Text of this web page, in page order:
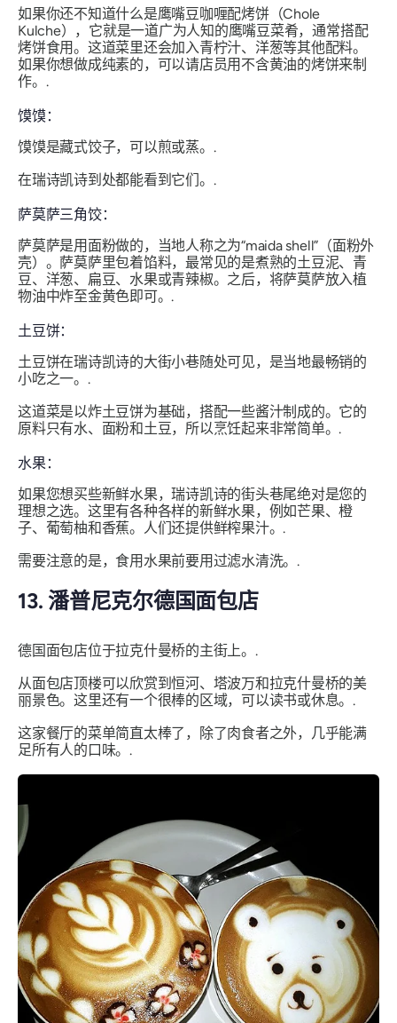
如果你还不知道什么是鹰嘴豆咖喱配烤饼（Chole
Kulche），它就是一道广为人知的鹰嘴豆菜肴，通常搭配
烤饼食用。这道菜里还会加入青柠汁、洋葱等其他配料。
如果你想做成纯素的，可以请店员用不含黄油的烤饼来制
作。.
馍馍：
馍馍是藏式饺子，可以煎或蒸。.
在瑞诗凯诗到处都能看到它们。.
萨莫萨三角饺：
萨莫萨是用面粉做的，当地人称之为“maida shell”（面粉外
壳）。萨莫萨里包着馅料，最常见的是煮熟的土豆泥、青
豆、洋葱、扁豆、水果或青辣椒。之后，将萨莫萨放入植
物油中炸至金黄色即可。.
土豆饼：
土豆饼在瑞诗凯诗的大街小巷随处可见，是当地最畅销的
小吃之一。.
这道菜是以炸土豆饼为基础，搭配一些酱汁制成的。它的
原料只有水、面粉和土豆，所以烹饪起来非常简单。.
水果：
如果您想买些新鲜水果，瑞诗凯诗的街头巷尾绝对是您的
理想之选。这里有各种各样的新鲜水果，例如芒果、橙
子、葡萄柚和香蕉。人们还提供鲜榨果汁。.
需要注意的是，食用水果前要用过滤水清洗。.
13. 潘普尼克尔德国面包店
德国面包店位于拉克什曼桥的主街上。.
从面包店顶楼可以欣赏到恒河、塔波万和拉克什曼桥的美
丽景色。这里还有一个很棒的区域，可以读书或休息。.
这家餐厅的菜单简直太棒了，除了肉食者之外，几乎能满
足所有人的口味。.